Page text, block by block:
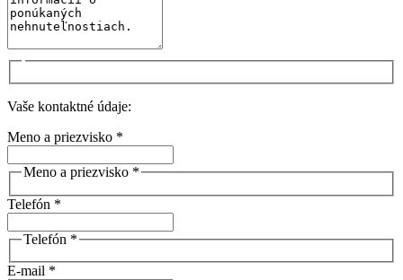
Vaše kontaktné údaje:
Meno a priezvisko *
Meno a priezvisko *
Telefón *
Telefón *
E-mail *